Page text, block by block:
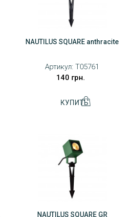
NAUTILUS SQUARE anthracite
Артикул: T05761
140 грн.
NAUTILUS SQUARE GR